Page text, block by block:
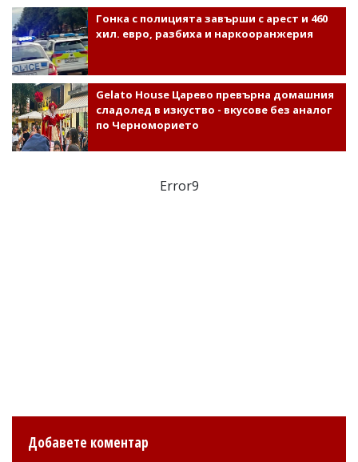
Гонка с полицията завърши с арест и 460
хил. евро, разбиха и наркооранжерия
Gelato House Царево превърна домашния
сладолед в изкуство - вкусове без аналог
по Черноморието
Error9
Добавете коментар